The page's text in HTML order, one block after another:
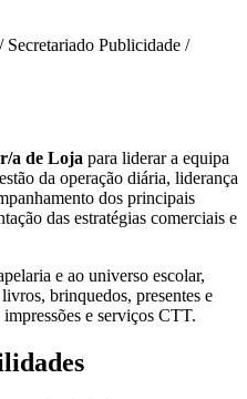
Secretariado Publicidade /
a de Loja para liderar a equipa
da operação diária, liderança
dos principais
das estratégias comerciais e
e ao universo escolar,
brinquedos, presentes e
e serviços CTT.